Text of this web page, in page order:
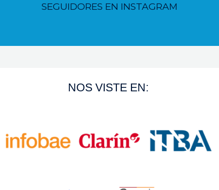
SEGUIDORES EN INSTAGRAM
NOS VISTE EN: